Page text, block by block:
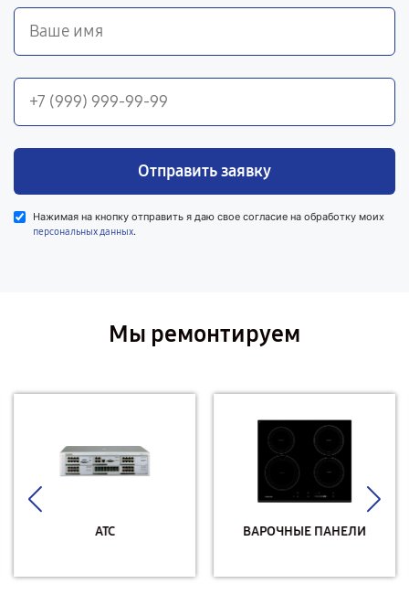
Отправить заявку
Нажимая на кнопку отправить я даю свое согласие на обработку моих
персональных данных.
Мы ремонтируем
АТС ВАРОЧНЫЕ ПАНЕЛИ